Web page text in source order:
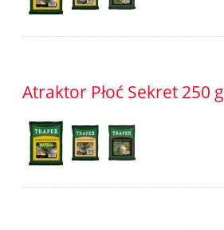
Atraktor Płoć Sekret 250 g